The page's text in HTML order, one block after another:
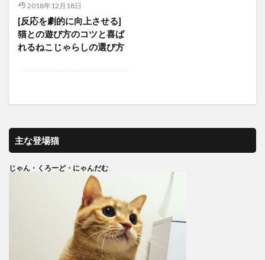
2018年12月18日
[反応を劇的に向上させる]
猫との遊び方のコツと喜ば
れるねこじゃらしの選び方
主な登場猫
じゃん・くろーど・にゃんだむ